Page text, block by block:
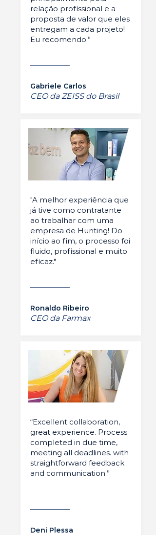
relação profissional e a
proposta de valor que eles
entregam a cada projeto!
Eu recomendo.”
Gabriele Carlos
CEO da ZEISS do Brasil
"A melhor experiência que
já tive como contratante
ao trabalhar com uma
empresa de Hunting! Do
início ao fim, o processo foi
fluido, profissional e muito
eficaz."
Ronaldo Ribeiro
CEO da Farmax
“Excellent collaboration,
great experience. Process
completed in due time,
meeting all deadlines. with
straightforward feedback
and communication.”
Deni Plessa